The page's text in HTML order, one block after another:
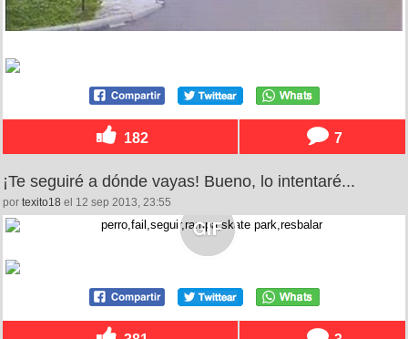
182 7
¡Te seguiré a dónde vayas! Bueno, lo intentaré...
por texito18 el 12 sep 2013, 23:55